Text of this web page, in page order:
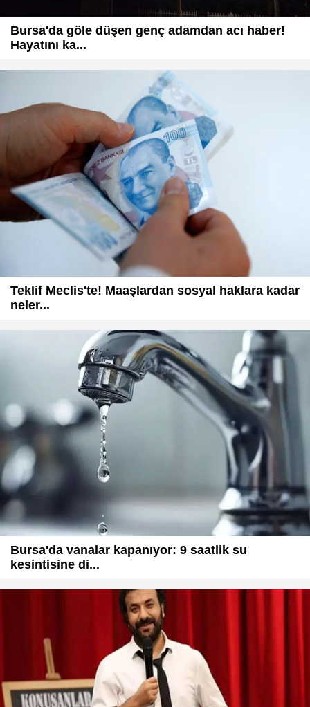
Bursa'da göle düşen genç adamdan acı haber!
Hayatını ka...
Teklif Meclis'te! Maaşlardan sosyal haklara kadar
neler...
Bursa'da vanalar kapanıyor: 9 saatlik su
kesintisine di...